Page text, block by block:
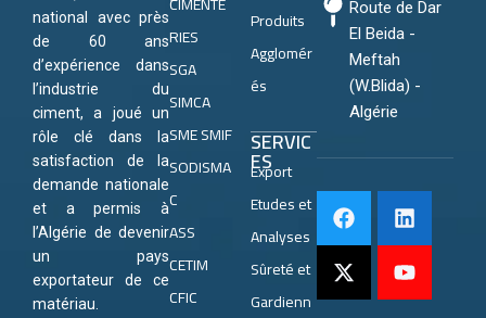
national avec près
de 60 ans
d’expérience dans
l’industrie du
ciment, a joué un
rôle clé dans la
satisfaction de la
demande nationale
et a permis à
l’Algérie de devenir
un pays
exportateur de ce
matériau.
RIES
SGA
SIMCA
SME SMIF
SODISMA
C
ASS
CETIM
CFIC
Produits
Agglomér
és
SERVIC
ES
Export
Etudes et
Analyses
Sûreté et
Gardienn
Route de Dar
El Beida -
Meftah
(W.Blida) -
Algérie